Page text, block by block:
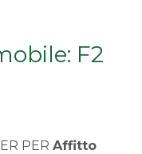
F2
PERAffitto